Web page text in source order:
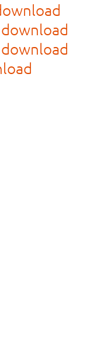
download
download